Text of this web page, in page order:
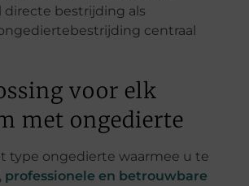
directe bestrijding als
centraal
voor elk
met ongedierte
type ongedierte waarmee u te
professionele en betrouwbare